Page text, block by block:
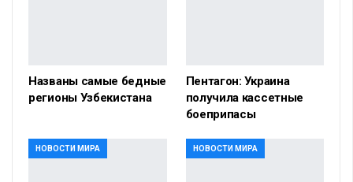
Названы самые бедные
регионы Узбекистана
Пентагон: Украина
получила кассетные
боеприпасы
НОВОСТИ МИРА НОВОСТИ МИРА